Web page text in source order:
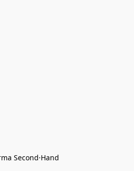
Second·Hand